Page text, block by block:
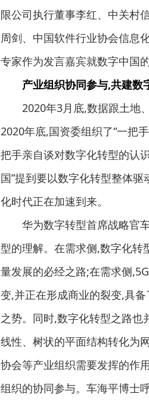
限公司执行董事李红、中关村
周剑、中国软件行业协会信息
专家作为发言嘉宾就数字中国
产业组织协同参与,共建数
2020年3月底,数据跟土地、
2020年底,国资委组织了“一把
把手亲自谈对数字化转型的认
国”提到要以数字化转型整体
化时代正在加速到来。
华为数字转型首席战略官车
型的理解。在需求侧,数字化转
量发展的必经之路;在需求侧
变,并正在形成商业的裂变,具
之势。同时,数字化转型之路
线性、树状的平面结构转化为
协会等产业组织需要发挥的作
组织的协同参与。车海平博士